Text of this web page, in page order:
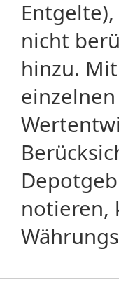
nicht
hinzu.
notieren,